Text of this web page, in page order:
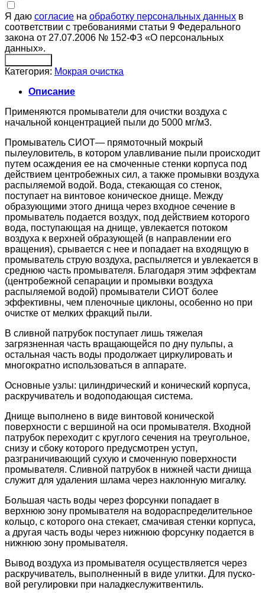
Я даю согласие на обработку персональных данных в
соответствии с требованиями статьи 9 Федерального
закона от 27.07.2006 № 152-ФЗ «О персональных
данных».
Категория: Мокрая очистка
Описание
Применяются промыватели для очистки воздуха с
начальной концентрацией пыли до 5000 мг/м3.
Промыватель СИОТ— прямоточный мокрый
пылеуловитель, в котором улавливание пыли происходит
путем осаждения ее на смоченные стенки корпуса под
действием центробежных сил, а также промывки воздуха
распыляемой водой. Вода, стекающая со стенок,
поступает на винтовое коническое днище. Между
образующими этого днища через входное сечение в
промыватель подается воздух, под действием которого
вода, поступающая на днище, увлекается потоком
воздуха к верхней образующей (в направлении его
вращения), срывается с нее и попадает на входящую в
промыватель струю воздуха, распыляется и увлекается в
среднюю часть промывателя. Благодаря этим эффектам
(центробежной сепарации и промывки воздуха
распыляемой водой) промыватели СИОТ более
эффективны, чем пленочные циклоны, особенно но при
очистке от мелких фракций пыли.
В сливной патрубок поступает лишь тяжелая
загрязненная часть вращающейся по дну пульпы, а
остальная часть воды продолжает циркулировать и
многократно использоваться в аппарате.
Основные узлы: цилиндрический и конический корпуса,
раскручиватель и водоподающая система.
Днище выполнено в виде винтовой конической
поверхности с вершиной на оси промывателя. Входной
патрубок переходит с круглого сечения на треугольное,
снизу и сбоку которого предусмотрен уступ,
разграничивающий сухую и смоченную поверхности
промывателя. Сливной патрубок в нижней части днища
служит для удаления шлама через наклонную мигалку.
Большая часть воды через форсунки попадает в
верхнюю зону промывателя на водораспределительное
кольцо, с которого она стекает, смачивая стенки корпуса,
а другая часть воды через нижнюю форсунку подается в
нижнюю зону промывателя.
Вывод воздуха из промывателя осуществляется через
раскручиватель, выполненный в виде улитки. Для пуско­
вой регулировки при наладкеслужитвентиль.